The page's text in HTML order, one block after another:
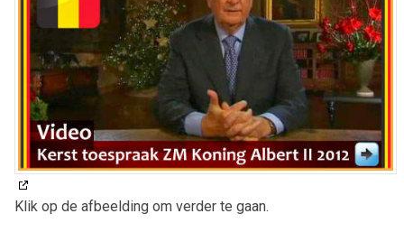
Klik op de afbeelding om verder te gaan.